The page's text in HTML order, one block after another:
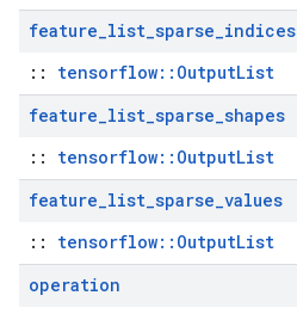
feature_list_sparse_indices
:: tensorflow::OutputList
feature_list_sparse_shapes
:: tensorflow::OutputList
feature_list_sparse_values
:: tensorflow::OutputList
operation